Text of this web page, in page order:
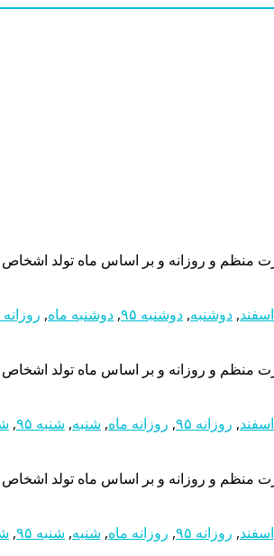
اسفند, دوشنبه, دوشنبه ۹۵ , دوشنبه ماه, روزانه ۹۵
اسفند, روزانه ۹۵ , روزانه ماه, شنبه, شنبه ۹۵ ,
اسفند, روزانه ۹۵ , روزانه ماه, شنبه, شنبه ۹۵ ,